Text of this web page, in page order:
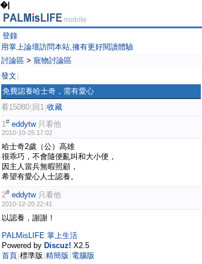
�|
登錄
用掌上論壇訪問本站,擁有更好閱讀體驗
討論區 > 寵物討論區
發文
免費認養哈士奇，需有愛心
看15080 回1 收藏
1# eddytw 只看他
2010-10-25 17:02
哈士奇2歲（公）高雄
很乖巧，不會隨便亂叫和大小便，
因主人當兵無暇照顧，
希望有愛心人士認養。
2# eddytw 只看他
2010-12-20 22:41
以認養，謝謝！
PALMisLIFE 掌上生活
Powered by Discuz! X2.5
首頁|標準版 |精簡版 | 電腦版